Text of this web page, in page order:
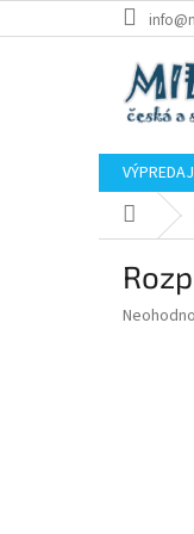
na
VÝPREDAJ
Domov
Priemerné